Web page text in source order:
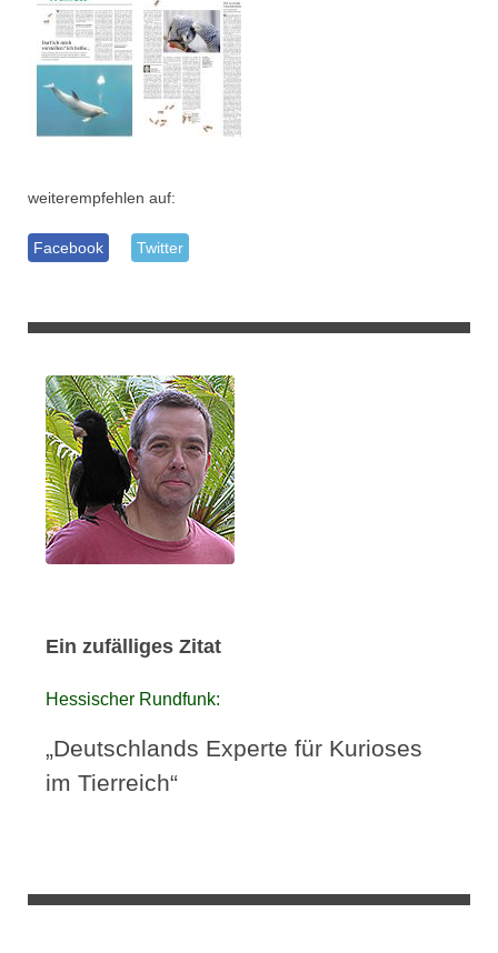
weiterempfehlen auf:
Facebook Twitter
Ein zufälliges Zitat
Hessischer Rundfunk:
„Deutschlands Experte für Kurioses
im Tierreich“